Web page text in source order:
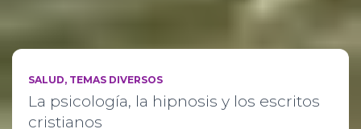
SALUD TEMAS DIVERSOS
La psicología, la hipnosis y los escritos
cristianos